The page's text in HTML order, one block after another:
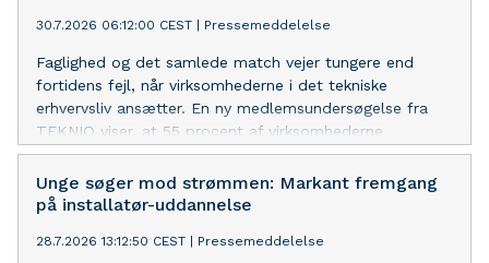
30.7.2026 06:12:00 CEST | Pressemeddelelse
Faglighed og det samlede match vejer tungere end
fortidens fejl, når virksomhederne i det tekniske
erhvervsliv ansætter. En ny medlemsundersøgelse fra
TEKNIQ viser, at 55 procent af virksomhederne
prioriterer den rette kandidat over en ren straffeattest.
Unge søger mod strømmen: Markant fremgang
på installatør-uddannelse
28.7.2026 13:12:50 CEST | Pressemeddelelse